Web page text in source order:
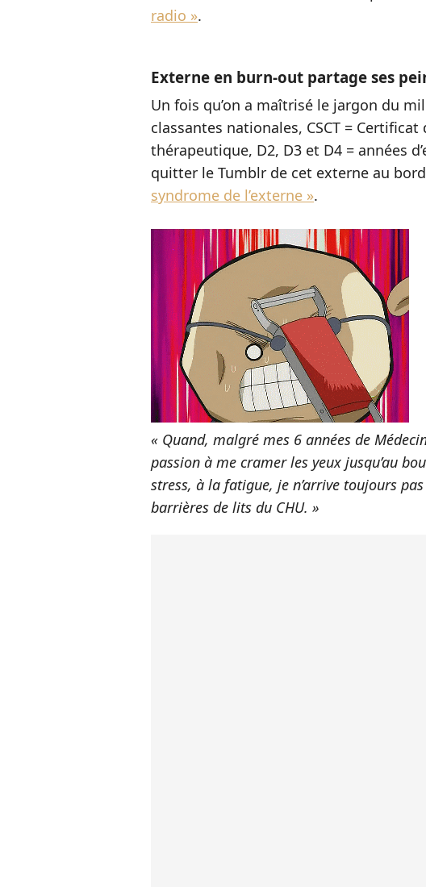
radio ».
Externe en burn-out partage ses
Un fois qu’on a maîtrisé le jargon du
classantes nationales, CSCT =
thérapeutique, D2, D3 et D4 = années
quitter le Tumblr de cet externe au
syndrome de l’externe ».
« Quand, malgré mes 6 années de
passion à me cramer les yeux jusqu’au
stress, à la fatigue, je n’arrive toujours
barrières de lits du CHU. »